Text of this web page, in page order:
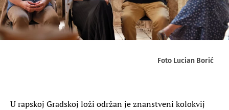
Foto Lucian Borić
U rapskoj Gradskoj loži održan je znanstveni kolokvij